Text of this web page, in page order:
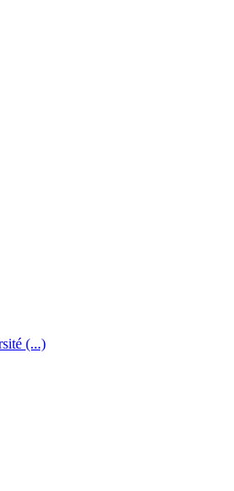
(...)